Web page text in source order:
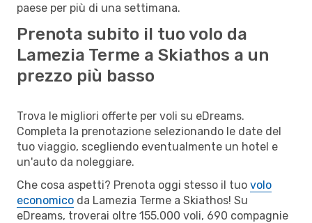
paese per più di una settimana.
Prenota subito il tuo volo da
Lamezia Terme a Skiathos a un
prezzo più basso
Trova le migliori offerte per voli su eDreams.
Completa la prenotazione selezionando le date del
tuo viaggio, scegliendo eventualmente un hotel e
un'auto da noleggiare.
Che cosa aspetti? Prenota oggi stesso il tuo volo
economico da Lamezia Terme a Skiathos! Su
eDreams, troverai oltre 155.000 voli, 690 compagnie